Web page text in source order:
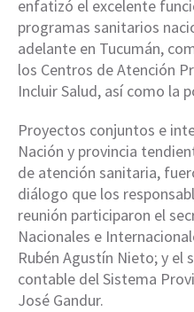
enfatizó el excelente
programas sanitarios
adelante en Tucumán,
los Centros de Atención
Incluir Salud, así como la
Proyectos conjuntos e
Nación y provincia
de atención sanitaria,
diálogo que los
reunión participaron el
Nacionales e
Rubén Agustín Nieto; y
contable del Sistema
José Gandur.